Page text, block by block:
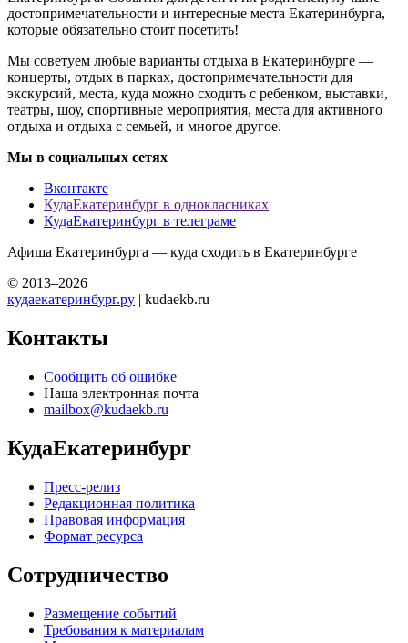
достопримечательности и интересные места Екатеринбурга,
которые обязательно стоит посетить!
Мы советуем любые варианты отдыха в Екатеринбурге —
концерты, отдых в парках, достопримечательности для
экскурсий, места, куда можно сходить с ребенком, выставки,
театры, шоу, спортивные мероприятия, места для активного
отдыха и отдыха с семьей, и многое другое.
Мы в социальных сетях
Вконтакте
КудаЕкатеринбург в однокласниках
КудаЕкатеринбург в телеграме
Афиша Екатеринбурга — куда сходить в Екатеринбурге
© 2013–2026
кудаекатеринбург.ру | kudaekb.ru
Контакты
Сообщить об ошибке
Наша электронная почта
mailbox@kudaekb.ru
КудаЕкатеринбург
Пресс-релиз
Редакционная политика
Правовая информация
Формат ресурса
Сотрудничество
Размещение событий
Требования к материалам